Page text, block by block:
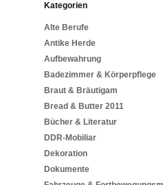
Kategorien
Alte Berufe
Antike Herde
Aufbewahrung
Badezimmer & Körperpflege
Braut & Bräutigam
Bread & Butter 2011
Bücher & Literatur
DDR-Mobiliar
Dekoration
Dokumente